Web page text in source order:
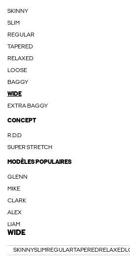
SKINNY
SLIM
REGULAR
TAPERED
RELAXED
LOOSE
BAGGY
WIDE
EXTRA BAGGY
CONCEPT
R.D.D
SUPER STRETCH
MODÈLES POPULAIRES
GLENN
MIKE
CLARK
ALEX
LIAM
WIDE
SKINNYSLIM REGULARTAPEREDRELAXED